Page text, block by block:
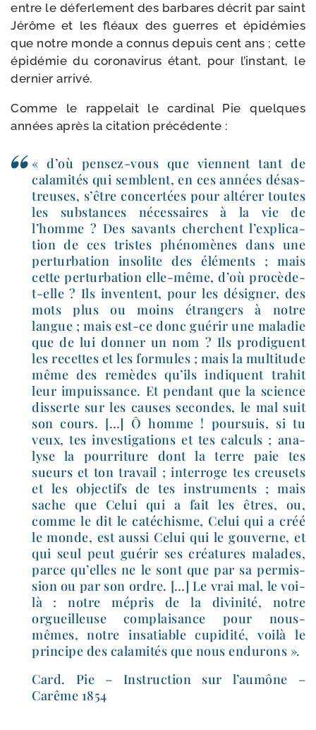
entre le défer­le­ment des bar­bares décrit par saint
Jérôme et les fléaux des guerres et épi­dé­mies
que notre monde a connus depuis cent ans ; cette
épi­dé­mie du coro­na­vi­rus étant, pour l’instant, le
der­nier arrivé.
Comme le rap­pe­lait le car­di­nal Pie quelques
années après la cita­tion précédente :
« d’où pensez-​vous que viennent tant de
cala­mi­tés qui semblent, en ces années désas­
treuses, s’être concer­tées pour alté­rer toutes
les sub­stances néces­saires à la vie de
l’homme ? Des savants cherchent l’ex­pli­ca­
tion de ces tristes phé­no­mènes dans une
per­tur­ba­tion inso­lite des élé­ments ; mais
cette per­tur­ba­tion elle-​même, d’où procède-​
t-​elle ? Ils inventent, pour les dési­gner, des
mots plus ou moins étran­gers à notre
langue ; mais est-​ce donc gué­rir une mala­die
que de lui don­ner un nom ? Ils pro­diguent
les recettes et les for­mules ; mais la mul­ti­tude
même des remèdes qu’ils indiquent tra­hit
leur impuis­sance. Et pen­dant que la science
dis­serte sur les causes secondes, le mal suit
son cours. […] Ô homme ! pour­suis, si tu
veux, tes inves­ti­ga­tions et tes cal­culs ; ana­
lyse la pour­ri­ture dont la terre paie tes
sueurs et ton tra­vail ; inter­roge tes creu­sets
et les objec­tifs de tes ins­tru­ments ; mais
sache que Celui qui a fait les êtres, ou,
comme le dit le caté­chisme, Celui qui a créé
le monde, est aus­si Celui qui le gou­verne, et
qui seul peut gué­rir ses créa­tures malades,
parce qu’elles ne le sont que par sa per­mis­
sion ou par son ordre. […] Le vrai mal, le voi­
là : notre mépris de la divi­ni­té, notre
orgueilleuse com­plai­sance pour nous-​
mêmes, notre insa­tiable cupi­di­té, voi­là le
prin­cipe des cala­mi­tés que nous endu­rons ».
Card. Pie – Instruction sur l’aumône –
Carême 1854